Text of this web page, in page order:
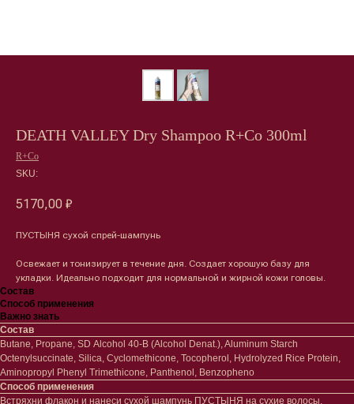
DEATH VALLEY Dry Shampoo R+Co 300ml
R+Co
SKU:
5170,00 ₽
ПУСТЫНЯ сухой спрей-шампунь
Освежает и тонизирует в течение дня. Создает хорошую базу для
укладки. Идеально подходит для нормальной и жирной кожи головы.
Состав
Способ применения
Важно знать
Состав
Butane, Propane, SD Alcohol 40-B (Alcohol Denat.), Aluminum Starch
Octenylsuccinate, Silica, Cyclomethicone, Tocopherol, Hydrolyzed Rice Protein,
Aminopropyl Phenyl Trimethicone, Panthenol, Benzopheno
Способ применения
Встряхни флакон и нанеси сухой шампунь ПУСТЫНЯ на сухие волосы.
Тело
Лицо